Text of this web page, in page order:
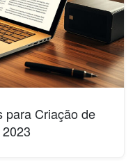
para Criação de